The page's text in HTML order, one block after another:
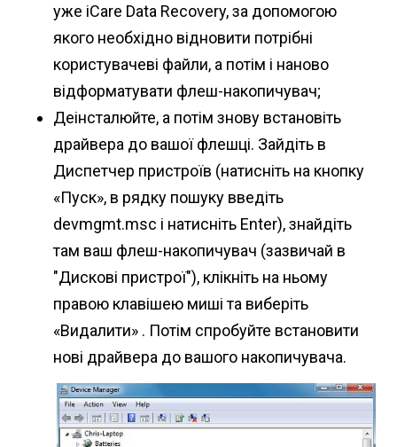
уже iCare Data Recovery, за допомогою
якого необхідно відновити потрібні
користувачеві файли, а потім і наново
відформатувати флеш-накопичувач;
Деінсталюйте, а потім знову встановіть
драйвера до вашої флешці. Зайдіть в
Диспетчер пристроїв (натисніть на кнопку
«Пуск», в рядку пошуку введіть
devmgmt.msc і натисніть Enter), знайдіть
там ваш флеш-накопичувач (зазвичай в
"Дискові пристрої"), клікніть на ньому
правою клавішею миші та виберіть
«Видалити» . Потім спробуйте встановити
нові драйвера до вашого накопичувача.